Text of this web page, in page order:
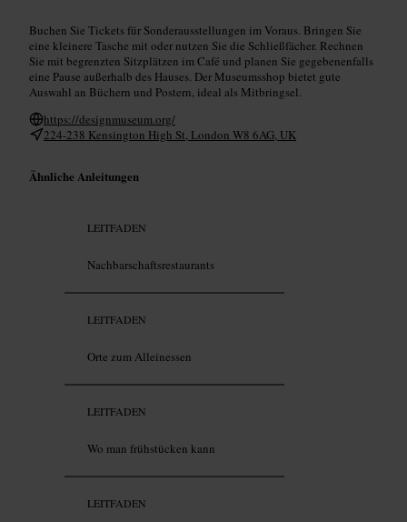
Buchen Sie Tickets für Sonderausstellungen im Voraus. Bringen Sie
eine kleinere Tasche mit oder nutzen Sie die Schließfächer. Rechnen
Sie mit begrenzten Sitzplätzen im Café und planen Sie gegebenenfalls
eine Pause außerhalb des Hauses. Der Museumsshop bietet gute
Auswahl an Büchern und Postern, ideal als Mitbringsel.
https://designmuseum.org/
224-238 Kensington High St, London W8 6AG, UK
Ähnliche Anleitungen
LEITFADEN
Nachbarschaftsrestaurants
LEITFADEN
Orte zum Alleinessen
LEITFADEN
Wo man frühstücken kann
LEITFADEN